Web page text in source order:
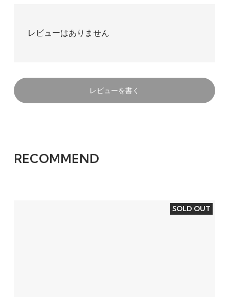
レビューはありません
レビューを書く
RECOMMEND
SOLD OUT